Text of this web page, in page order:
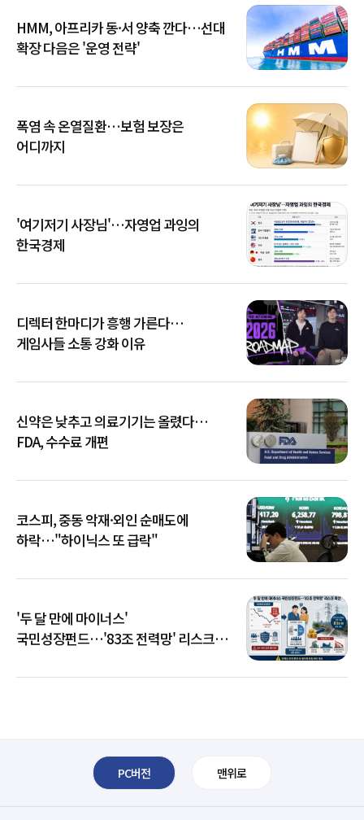
HMM, 아프리카 동·서 양축 깐다…선대
확장 다음은 '운영 전략'
폭염 속 온열질환…보험 보장은
어디까지
'여기저기 사장님'…자영업 과잉의
한국경제
디렉터 한마디가 흥행 가른다…
게임사들 소통 강화 이유
신약은 낮추고 의료기기는 올렸다…
FDA, 수수료 개편
코스피, 중동 악재·외인 순매도에
하락…"하이닉스 또 급락"
'두 달 만에 마이너스'
국민성장펀드…'83조 전력망' 리스크
PC버전 맨위로